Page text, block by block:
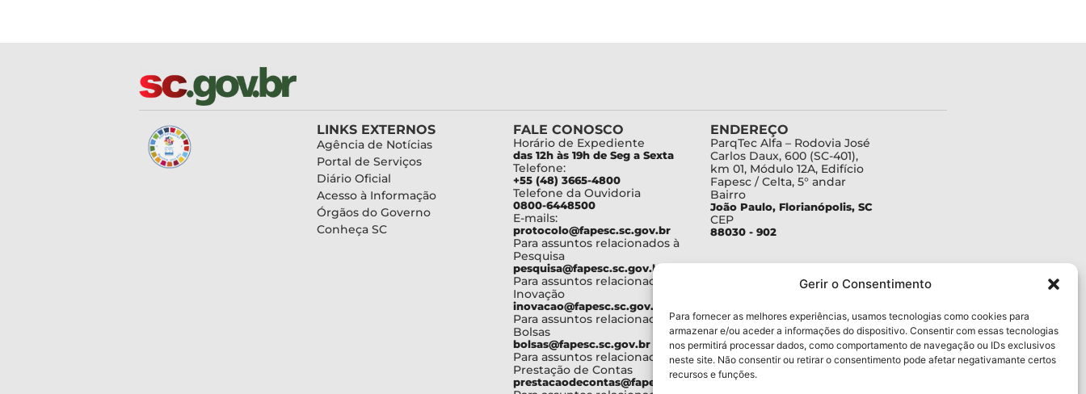
Gerir o Consentimento
Para fornecer as melhores experiências, usamos tecnologias como cookies para
armazenar e/ou aceder a informações do dispositivo. Consentir com essas tecnologias
nos permitirá processar dados, como comportamento de navegação ou IDs exclusivos
neste site. Não consentir ou retirar o consentimento pode afetar negativamante certos
recursos e funções.
LINKS EXTERNOS
Agência de Notícias
Portal de Serviços
Diário Oficial
Acesso à Informação
Órgãos do Governo
Conheça SC
FALE CONOSCO
Horário de Expediente
das 12h às 19h de Seg a Sexta
Telefone:
+55 (48) 3665-4800
Telefone da Ouvidoria
0800-6448500
E-mails:
protocolo@fapesc.sc.gov.br
Para assuntos relacionados à
Pesquisa
pesquisa@fapesc.sc.gov.br
Para assuntos relacionados à
Inovação
inovacao@fapesc.sc.gov.br
Para assuntos relacionados à
Bolsas
bolsas@fapesc.sc.gov.br
Para assuntos relacionados à
Prestação de Contas
prestacaodecontas@fapesc.sc.gov.br
ENDEREÇO
ParqTec Alfa – Rodovia José
Carlos Daux, 600 (SC-401),
km 01, Módulo 12A, Edifício
Fapesc / Celta, 5° andar
Bairro
João Paulo, Florianópolis, SC
CEP
88030 - 902